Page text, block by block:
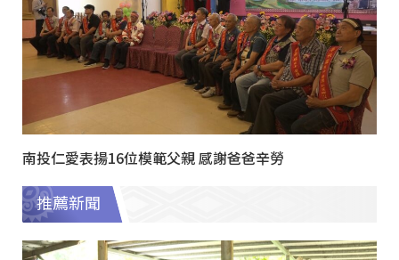
南投仁愛表揚16位模範父親 感謝爸爸辛勞
推薦新聞